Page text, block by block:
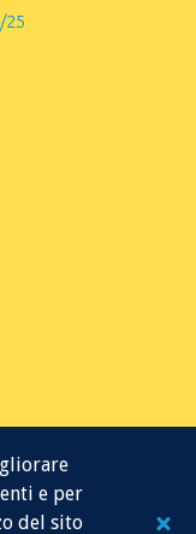
25
e per
del sito